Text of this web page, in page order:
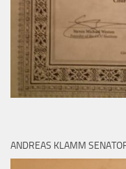
ANDREAS KLAMM